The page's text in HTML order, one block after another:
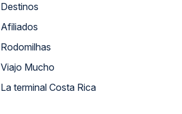
Destinos
Afiliados
Rodomilhas
Viajo Mucho
La terminal Costa Rica